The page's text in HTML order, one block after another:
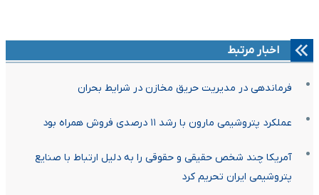
اخبار مرتبط
فرماندهی در مدیریت حریق مخازن در شرایط بحران
عملکرد پتروشیمی مارون با رشد ۱۱ درصدی فروش همراه بود
آمریکا چند شخص حقیقی و حقوقی را به دلیل ارتباط با صنایع
پتروشیمی ایران تحریم کرد